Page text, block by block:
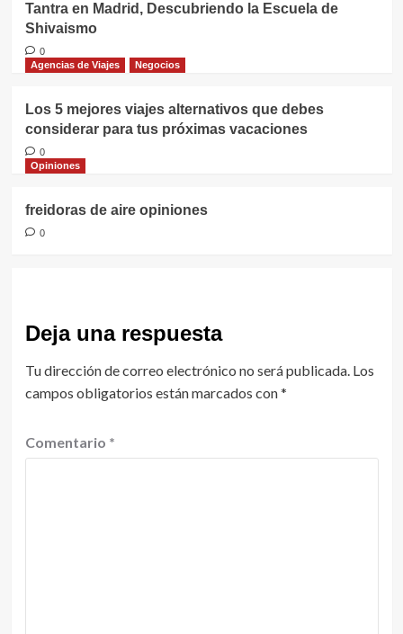
Tantra en Madrid, Descubriendo la Escuela de
Shivaismo
0
Agencias de Viajes
Negocios
Los 5 mejores viajes alternativos que debes
considerar para tus próximas vacaciones
0
Opiniones
freidoras de aire opiniones
0
Deja una respuesta
Tu dirección de correo electrónico no será publicada. Los
campos obligatorios están marcados con*
Comentario *